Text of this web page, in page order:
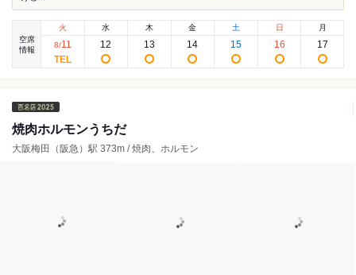
空席
情報
火
8/11
水
12
木
13
金
14
土
15
日
16
月
17
焼肉ホルモンうちだ
大阪梅田（阪急）駅 373m / 焼肉、ホルモン